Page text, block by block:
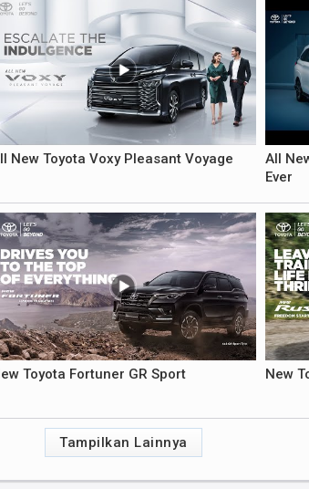
New Toyota Voxy Pleasant Voyage
All
Ever
Toyota Fortuner GR Sport New
Tampilkan Lainnya